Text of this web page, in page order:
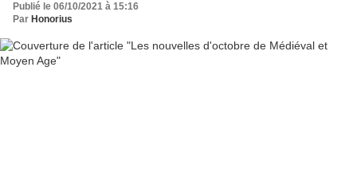
Publié le 06/10/2021 à 15:16
Par Honorius